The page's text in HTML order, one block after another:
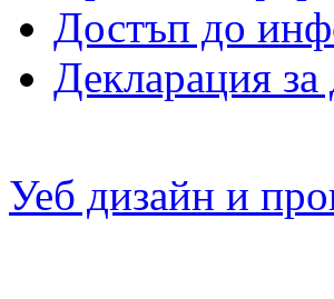
Достъп до
Декларация за
Уеб дизайн и